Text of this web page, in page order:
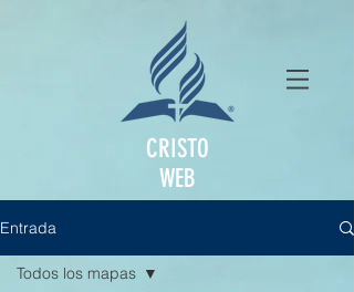
CRISTO
WEB
Entrada
Todos los mapas